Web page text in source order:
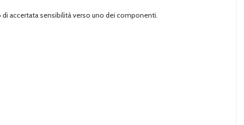
accertata sensibilità verso uno dei componenti.